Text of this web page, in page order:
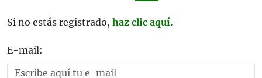
Si no estás registrado, haz clic aquí.
E-mail: